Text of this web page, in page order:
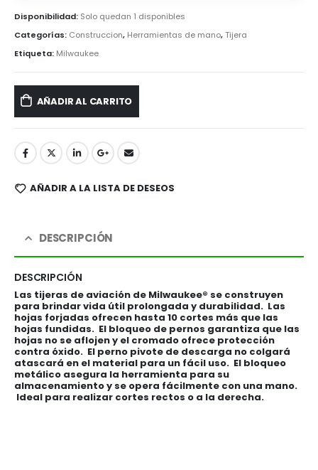
Disponibilidad: Solo quedan 1 disponibles
Categorías: Construccion, Herramientas de mano,Tijera
Etiqueta: Milwaukee
AÑADIR AL CARRITO
AÑADIR A LA LISTA DE DESEOS
DESCRIPCIÓN
DESCRIPCIÓN
Las tijeras de aviación de Milwaukee® se construyen
para brindar vida útil prolongada y durabilidad. Las
hojas forjadas ofrecen hasta 10 cortes más que las
hojas fundidas. El bloqueo de pernos garantiza que las
hojas no se aflojen y el cromado ofrece protección
contra óxido. El perno pivote de descarga no colgará
atascará en el material para un fácil uso. El bloqueo
metálico asegura la herramienta para su
almacenamiento y se opera fácilmente con una mano.
Ideal para realizar cortes rectos o a la derecha.